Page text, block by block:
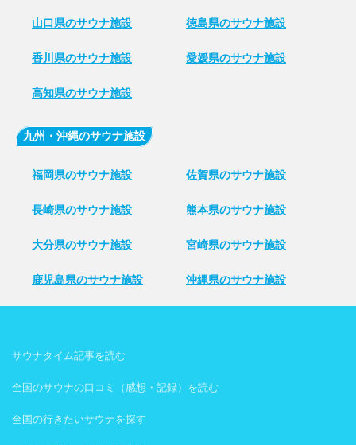
山口県のサウナ施設 徳島県のサウナ施設
香川県のサウナ施設 愛媛県のサウナ施設
高知県のサウナ施設
九州・沖縄のサウナ施設
福岡県のサウナ施設 佐賀県のサウナ施設
長崎県のサウナ施設 熊本県のサウナ施設
大分県のサウナ施設 宮崎県のサウナ施設
鹿児島県のサウナ施設 沖縄県のサウナ施設
サウナタイム記事を読む
全国のサウナの口コミ（感想・記録）を読む
全国の行きたいサウナを探す